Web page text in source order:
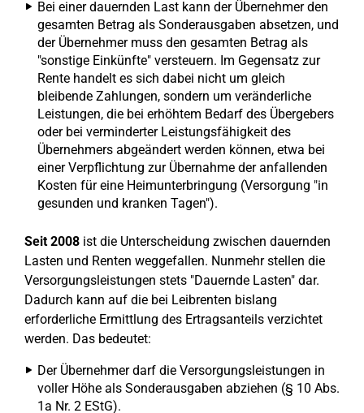
Bei einer dauernden Last kann der Übernehmer den
gesamten Betrag als Sonderausgaben absetzen, und
der Übernehmer muss den gesamten Betrag als
"sonstige Einkünfte" versteuern. Im Gegensatz zur
Rente handelt es sich dabei nicht um gleich
bleibende Zahlungen, sondern um veränderliche
Leistungen, die bei erhöhtem Bedarf des Übergebers
oder bei verminderter Leistungsfähigkeit des
Übernehmers abgeändert werden können, etwa bei
einer Verpflichtung zur Übernahme der anfallenden
Kosten für eine Heimunterbringung (Versorgung "in
gesunden und kranken Tagen").
Seit 2008 ist die Unterscheidung zwischen dauernden
Lasten und Renten weggefallen. Nunmehr stellen die
Versorgungsleistungen stets "Dauernde Lasten" dar.
Dadurch kann auf die bei Leibrenten bislang
erforderliche Ermittlung des Ertragsanteils verzichtet
werden. Das bedeutet:
Der Übernehmer darf die Versorgungsleistungen in
voller Höhe als Sonderausgaben abziehen (§ 10 Abs.
1a Nr. 2 EStG).